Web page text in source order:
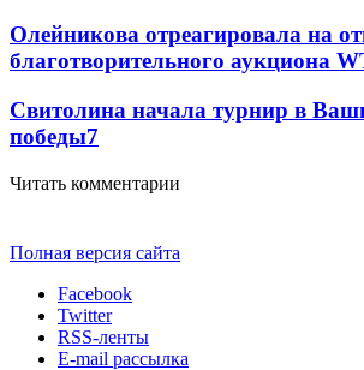
Олейникова отреагировала на
благотворительного аукциона
Свитолина начала турнир в
победы7
Читать комментарии
Полная версия сайта
Facebook
Twitter
RSS-ленты
E-mail рассылка